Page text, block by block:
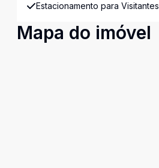
Estacionamento para Visitantes
Mapa do imóvel